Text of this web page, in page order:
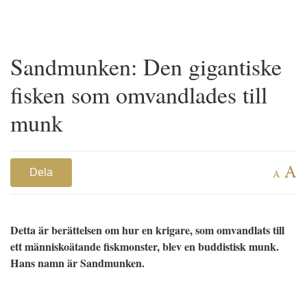
Sandmunken: Den gigantiske
fisken som omvandlades till
munk
Dela A A
Detta är berättelsen om hur en krigare, som omvandlats till
ett människoätande fiskmonster, blev en buddistisk munk.
Hans namn är Sandmunken.